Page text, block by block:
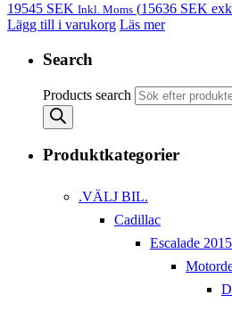
19545 SEK Inkl. Moms (15636 SEK
Lägg till i varukorg Läs mer
Search
Products search
Produktkategorier
.VÄLJ BIL.
Cadillac
Escalade